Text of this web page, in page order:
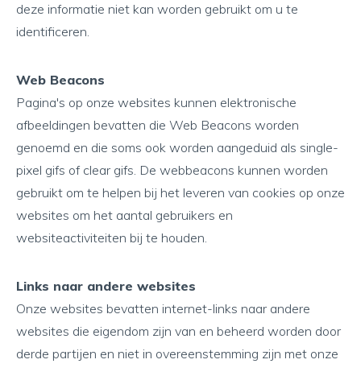
deze informatie niet kan worden gebruikt om u te
identificeren.
Web Beacons
Pagina's op onze websites kunnen elektronische
afbeeldingen bevatten die Web Beacons worden
genoemd en die soms ook worden aangeduid als single-
pixel gifs of clear gifs. De webbeacons kunnen worden
gebruikt om te helpen bij het leveren van cookies op onze
websites om het aantal gebruikers en
websiteactiviteiten bij te houden.
Links naar andere websites
Onze websites bevatten internet-links naar andere
websites die eigendom zijn van en beheerd worden door
derde partijen en niet in overeenstemming zijn met onze